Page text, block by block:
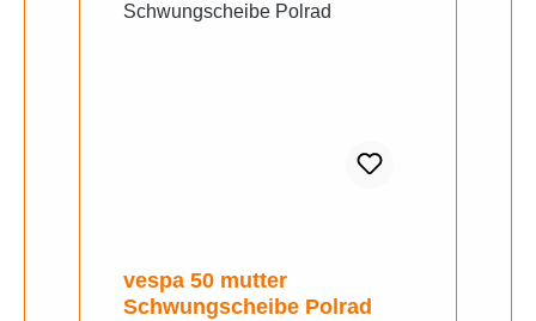
vespa 50 mutter
Schwungscheibe Polrad